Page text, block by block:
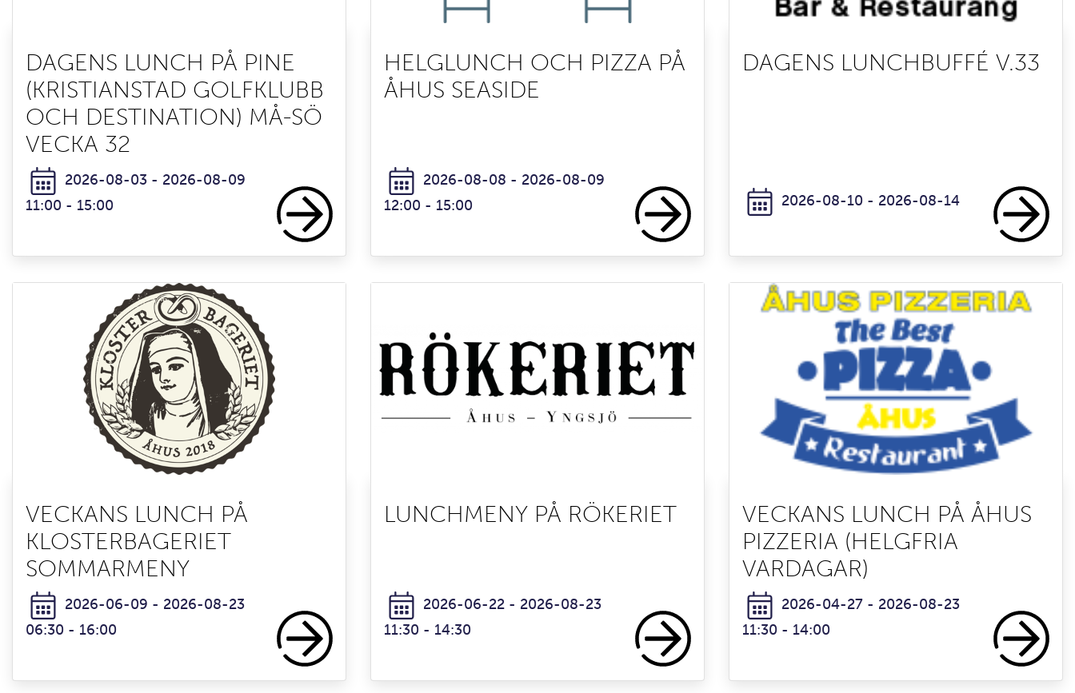
DAGENS LUNCH PÅ PINE
(KRISTIANSTAD GOLFKLUBB
OCH DESTINATION) MÅ-SÖ
VECKA 32
2026-08-03 - 2026-08-09
11:00 - 15:00
HELGLUNCH OCH PIZZA PÅ
ÅHUS SEASIDE
2026-08-08 - 2026-08-09
12:00 - 15:00
DAGENS LUNCHBUFFÉ V.33
2026-08-10 - 2026-08-14
VECKANS LUNCH PÅ
KLOSTERBAGERIET
SOMMARMENY
2026-06-09 - 2026-08-23
06:30 - 16:00
LUNCHMENY PÅ RÖKERIET
2026-06-22 - 2026-08-23
11:30 - 14:30
VECKANS LUNCH PÅ ÅHUS
PIZZERIA (HELGFRIA
VARDAGAR)
2026-04-27 - 2026-08-23
11:30 - 14:00